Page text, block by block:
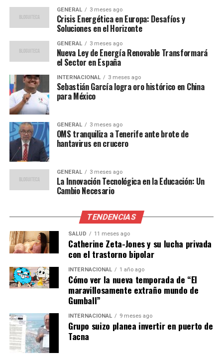
Los expertos en energía han elogiado la iniciativa,
destacando su potencial para transformar el sector
energético del país. Según Carlos Fernández, analista de
energía renovable, “España tiene el potencial de
convertirse en el líder europeo en energía solar, gracias
a sus condiciones climáticas y al compromiso del
gobierno con las energías limpias”.
Además, un informe reciente de la Agencia
Internacional de Energía Renovable (IRENA) sugiere que
la energía solar podría convertirse en la fuente de
energía más barata en muchas partes del mundo en la
próxima década, lo que refuerza la viabilidad económica
de la expansión solar en España.
Implicaciones y Futuro
implicaciones ambientales, sino también económicas. Se
espera que la iniciativa genere miles de empleos en el
sector de las energías renovables, desde la fabricación
de paneles solares hasta la instalación y mantenimiento
de nuevas plantas solares.
Además, esta iniciativa podría servir como modelo para
otros países europeos que buscan reducir sus emisiones
de carbono y cumplir con los objetivos climáticos del
Acuerdo de París. La colaboración internacional y la
inversión en tecnología solar avanzada serán cruciales
para el éxito de este plan.
GENERAL 3 meses ago
Crisis Energética en Europa: Desafíos y
Soluciones en el Horizonte
GENERAL 3 meses ago
Nueva Ley de Energía Renovable Transformará
el Sector en España
INTERNACIONAL 3 meses ago
Sebastián García logra oro histórico en China
para México
GENERAL 3 meses ago
OMS tranquiliza a Tenerife ante brote de
hantavirus en crucero
GENERAL 3 meses ago
La Innovación Tecnológica en la Educación: Un
Cambio Necesario
TENDENCIAS
SALUD 11 meses ago
Catherine Zeta-Jones y su lucha privada
con el trastorno bipolar
INTERNACIONAL 1 año ago
Cómo ver la nueva temporada de “El
maravillosamente extraño mundo de
Gumball”
INTERNACIONAL 9 meses ago
Grupo suizo planea invertir en puerto de
Tacna